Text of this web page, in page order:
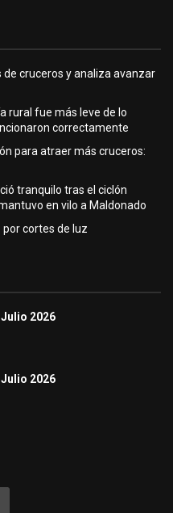
cruceros y analiza avanzar
rural fue más leve de lo
correctamente
para atraer más cruceros:
tranquilo tras el ciclón
en vilo a Maldonado
cortes de luz
2026
2026